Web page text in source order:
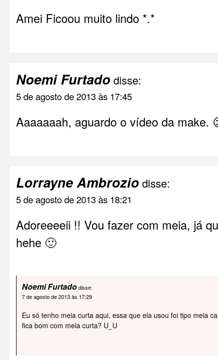
Amei Ficoou muito lindo *.*
Noemi Furtado disse:
5 de agosto de 2013 às 17:45
Aaaaaaah, aguardo o vídeo da make.
Lorrayne Ambrozio disse:
5 de agosto de 2013 às 18:21
Adoreeeeii !! Vou fazer com meia, já
hehe 🙂
Noemi Furtadodisse:
7 de agosto de 2013 às 17:29
Eu só tenho meia curta aqui, essa que ela usou foi tipo meia
fica bom com meia curta? U_U